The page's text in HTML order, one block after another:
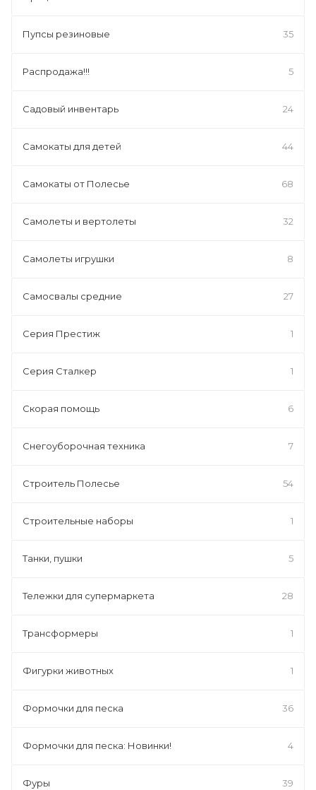
Пупсы резиновые 35
Распродажа!!! 5
Садовый инвентарь 24
Самокаты для детей 44
Самокаты от Полесье 68
Самолеты и вертолеты 32
Самолеты игрушки 8
Самосвалы средние 27
Серия Престиж 1
Серия Сталкер 1
Скорая помощь 6
Снегоуборочная техника 7
Строитель Полесье 54
Строительные наборы 1
Танки, пушки 5
Тележки для супермаркета 28
Трансформеры 1
Фигурки животных 1
Формочки для песка 36
Формочки для песка: Новинки! 4
Фуры 39